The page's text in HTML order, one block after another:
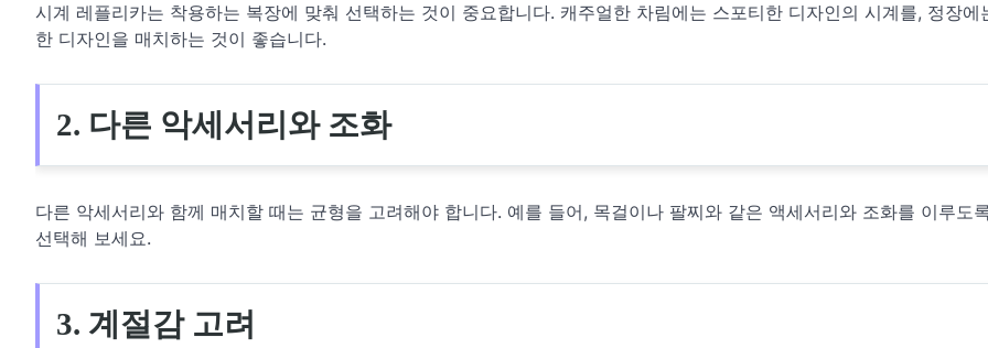
시계 레플리카는 착용하는 복장에 맞춰 선택하는 것이 중요합니다. 캐주얼한 차림에는 스포티한 디자인의 시계를, 정장에
한 디자인을 매치하는 것이 좋습니다.
2. 다른 악세서리와 조화
다른 악세서리와 함께 매치할 때는 균형을 고려해야 합니다. 예를 들어, 목걸이나 팔찌와 같은 액세서리와 조화를 이루도
선택해 보세요.
3. 계절감 고려